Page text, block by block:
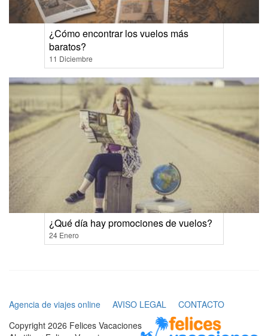
¿Cómo encontrar los vuelos más
baratos?
11 Diciembre
¿Qué día hay promociones de vuelos?
24 Enero
Agencia de viajes online AVISO LEGAL
CONTACTO
Copyright 2026 Felices Vacaciones